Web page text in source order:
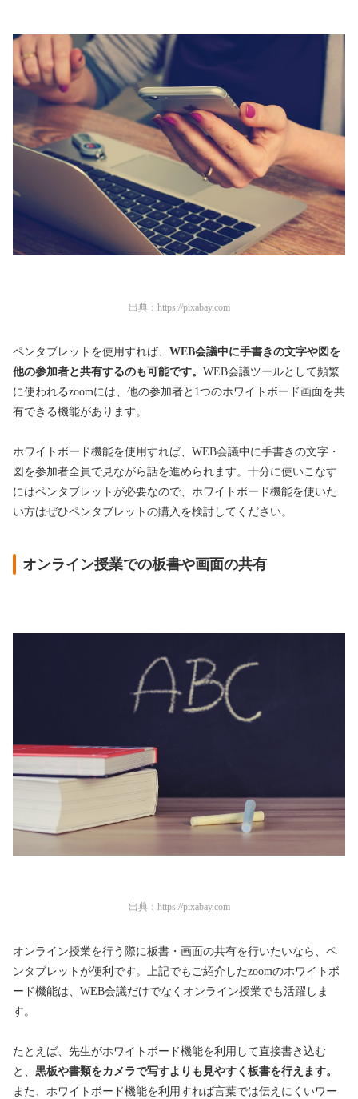
出典： https://pixabay.com
ペンタブレットを使用すれば、 WEB会議中に手書きの文字や図を
他の参加者と共有するのも可能です。 WEB会議ツールとして頻繁
に使われるzoomには、他の参加者と1つのホワイトボード画面を共
有できる機能があります。
ホワイトボード機能を使用すれば、WEB会議中に手書きの文字・
図を参加者全員で見ながら話を進められます。十分に使いこなす
にはペンタブレットが必要なので、ホワイトボード機能を使いた
い方はぜひペンタブレットの購入を検討してください。
オンライン授業での板書や画面の共有
出典： https://pixabay.com
オンライン授業を行う際に板書・画面の共有を行いたいなら、ペ
ンタブレットが便利です。上記でもご紹介したzoomのホワイトボ
ード機能は、WEB会議だけでなくオンライン授業でも活躍しま
す。
たとえば、先生がホワイトボード機能を利用して直接書き込む
と、 黒板や書類をカメラで写すよりも見やすく板書を行えます。
また、ホワイトボード機能を利用すれば言葉では伝えにくいワー